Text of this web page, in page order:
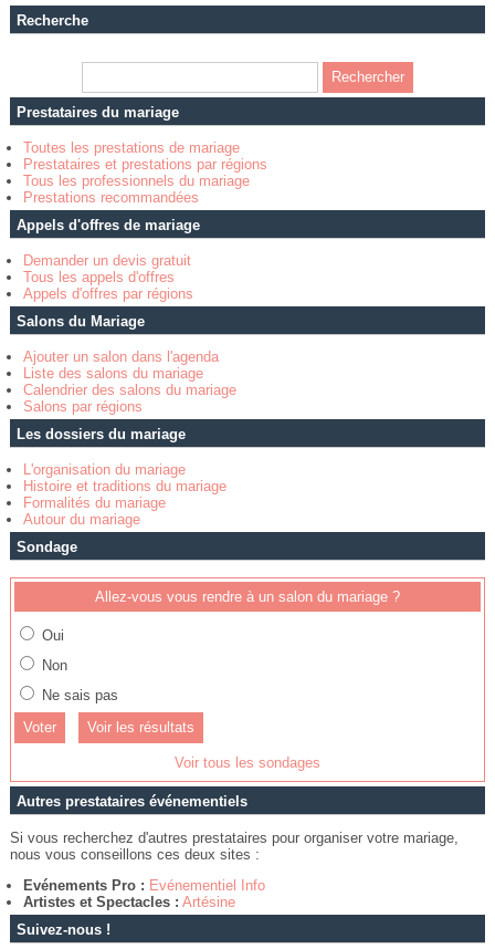
Recherche
Prestataires du mariage
Toutes les prestations de mariage
Prestataires et prestations par régions
Tous les professionnels du mariage
Prestations recommandées
Appels d'offres de mariage
Demander un devis gratuit
Tous les appels d'offres
Appels d'offres par régions
Salons du Mariage
Ajouter un salon dans l'agenda
Liste des salons du mariage
Calendrier des salons du mariage
Salons par régions
Les dossiers du mariage
L'organisation du mariage
Histoire et traditions du mariage
Formalités du mariage
Autour du mariage
Sondage
Allez-vous vous rendre à un salon du mariage ?
Oui
Non
Ne sais pas
Voir les résultats
Voir tous les sondages
Autres prestataires événementiels
Si vous recherchez d'autres prestataires pour organiser votre mariage,
nous vous conseillons ces deux sites :
Evénements Pro : Evénementiel Info
Artistes et Spectacles : Artésine
Suivez-nous !